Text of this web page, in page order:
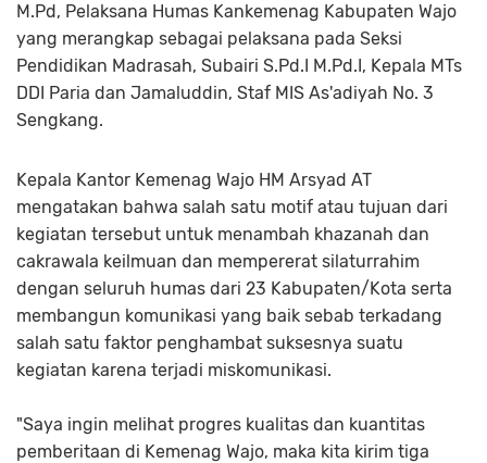
M.Pd, Pelaksana Humas Kankemenag Kabupaten Wajo
yang merangkap sebagai pelaksana pada Seksi
Pendidikan Madrasah, Subairi S.Pd.I M.Pd.I, Kepala MTs
DDI Paria dan Jamaluddin, Staf MIS As'adiyah No. 3
Sengkang.
Kepala Kantor Kemenag Wajo HM Arsyad AT
mengatakan bahwa salah satu motif atau tujuan dari
kegiatan tersebut untuk menambah khazanah dan
cakrawala keilmuan dan mempererat silaturrahim
dengan seluruh humas dari 23 Kabupaten/Kota serta
membangun komunikasi yang baik sebab terkadang
salah satu faktor penghambat suksesnya suatu
kegiatan karena terjadi miskomunikasi.
"Saya ingin melihat progres kualitas dan kuantitas
pemberitaan di Kemenag Wajo, maka kita kirim tiga